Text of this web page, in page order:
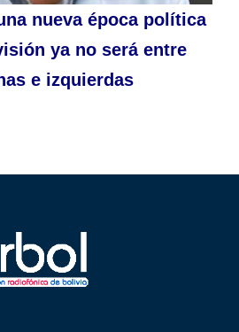
nueva época política
ya no será entre
e izquierdas